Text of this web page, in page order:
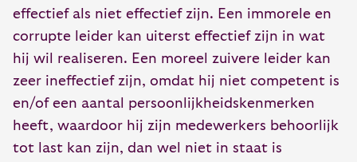
effectief als niet effectief zijn. Een immorele en
corrupte leider kan uiterst effectief zijn in wat
hij wil realiseren. Een moreel zuivere leider kan
zeer ineffectief zijn, omdat hij niet competent is
en/of een aantal persoonlijkheidskenmerken
heeft, waardoor hij zijn medewerkers behoorlijk
tot last kan zijn, dan wel niet in staat is